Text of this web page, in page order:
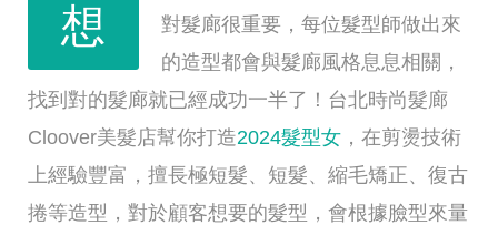
想
對髮廊很重要，每位髮型師做出來
的造型都會與髮廊風格息息相關，
找到對的髮廊就已經成功一半了！台北時尚髮廊
Cloover美髮店幫你打造2024髮型女 ，在剪燙技術
上經驗豐富，擅長極短髮、短髮、縮毛矯正、復古
捲等造型，對於顧客想要的髮型，會根據臉型來量